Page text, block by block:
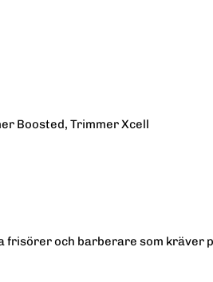
Boosted, Trimmer Xcell
frisörer och barberare som kräver